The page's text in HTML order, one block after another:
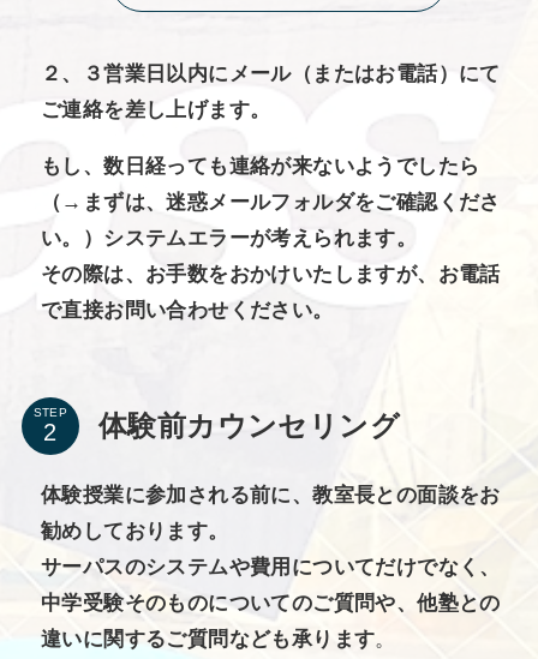
２、３営業日以内にメール（またはお電話）にて
ご連絡を差し上げます。
もし、数日経っても連絡が来ないようでしたら
（→まずは、迷惑メールフォルダをご確認くださ
い。）システムエラーが考えられます。
その際は、お手数をおかけいたしますが、お電話
で直接お問い合わせください。
STEP 体験前カウンセリング
体験授業に参加される前に、教室長との面談をお
勧めしております。
サーパスのシステムや費用についてだけでなく、
中学受験そのものについてのご質問や、他塾との
違いに関するご質問なども承ります。